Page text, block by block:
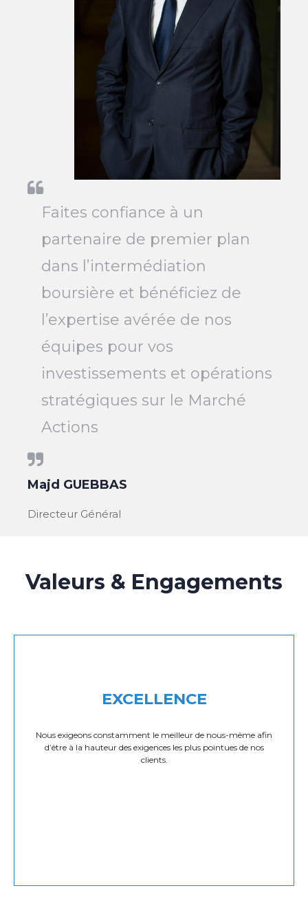
Faites confiance à un
partenaire de premier plan
dans l’intermédiation
boursière et bénéficiez de
l’expertise avérée de nos
équipes pour vos
investissements et opérations
stratégiques sur le Marché
Actions
Majd GUEBBAS
Directeur Général
Valeurs & Engagements
EXCELLENCE
Nous exigeons constamment le meilleur de nous-même afin
d’être à la hauteur des exigences les plus pointues de nos
clients.